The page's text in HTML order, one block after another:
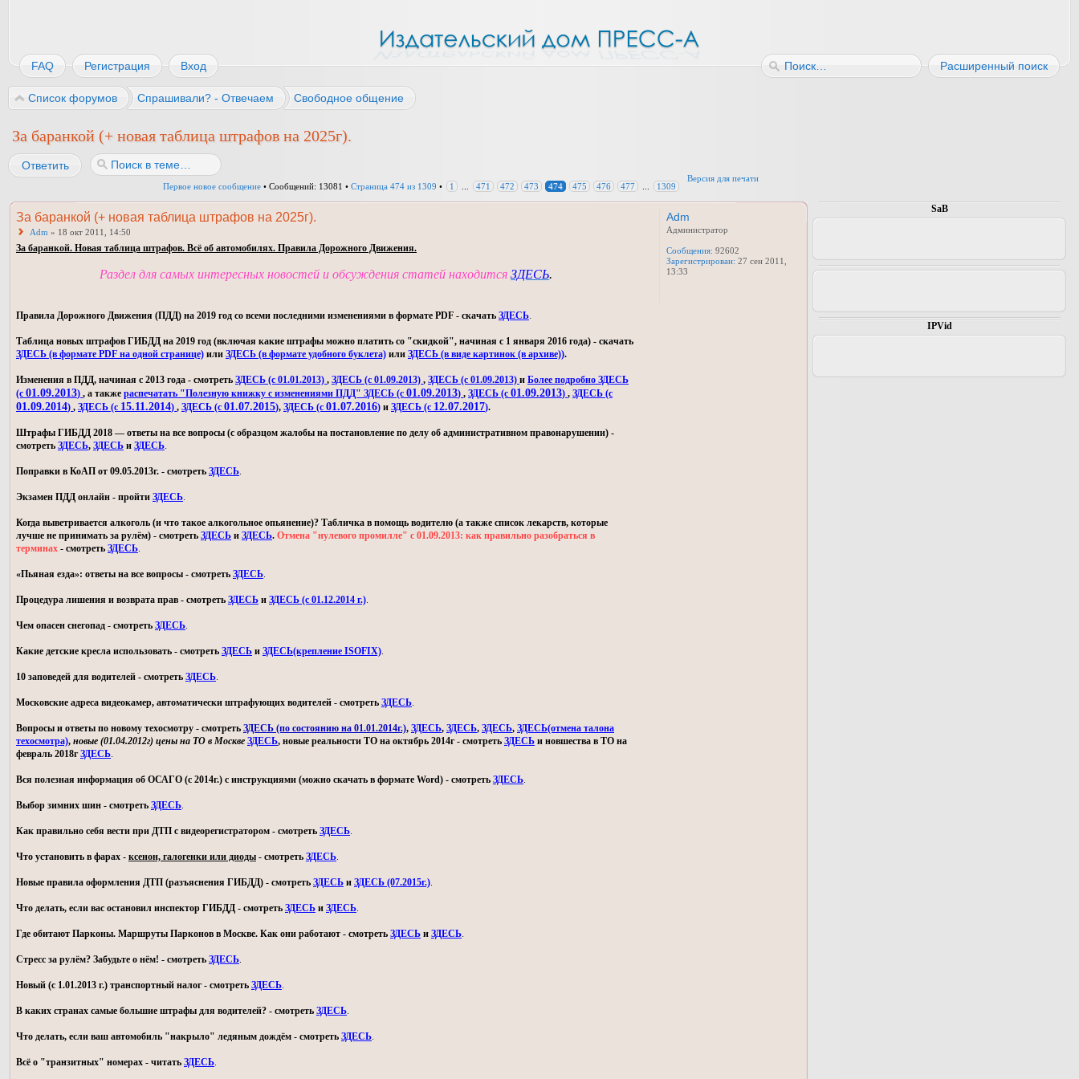
Расширенный поиск
FAQ Регистрация Вход
Версия для печати
Список форумов Спрашивали? - Отвечаем Свободное общение
За баранкой (+ новая таблица штрафов на 2025г).
Ответить
Первое новое сообщение • Сообщений: 13081 • Страница 474 из 1309 • 1 471 472 473 474 475 476 477 1309
За баранкой (+ новая таблица штрафов на 2025г).
Adm » 18 окт 2011, 14:50
За баранкой. Новая таблица штрафов. Всё об автомобилях. Правила Дорожного Движения.
Раздел для самых интересных новостей и обсуждения статей находится ЗДЕСЬ.
Правила Дорожного Движения (ПДД) на 2019 год со всеми последними изменениями в формате PDF - скачать ЗДЕСЬ.
Таблица новых штрафов ГИБДД на 2019 год (включая какие штрафы можно платить со "скидкой", начиная с 1 января 2016 года) - скачать
ЗДЕСЬ (в формате PDF на одной странице) или ЗДЕСЬ (в формате удобного буклета) или ЗДЕСЬ (в виде картинок (в архиве)).
Изменения в ПДД, начиная с 2013 года - смотреть ЗДЕСЬ (с 01.01.2013) , ЗДЕСЬ (с 01.09.2013) , ЗДЕСЬ (с 01.09.2013) и Более подробно ЗДЕСЬ
(с 01.09.2013) , а также распечатать "Полезную книжку с изменениями ПДД" ЗДЕСЬ (с 01.09.2013) , ЗДЕСЬ (с 01.09.2013) , ЗДЕСЬ (с
01.09.2014) , ЗДЕСЬ (с 15.11.2014) , ЗДЕСЬ (с 01.07.2015), ЗДЕСЬ (с 01.07.2016) и ЗДЕСЬ (с 12.07.2017).
Штрафы ГИБДД 2018 — ответы на все вопросы (с образцом жалобы на постановление по делу об административном правонарушении) -
смотреть ЗДЕСЬ, ЗДЕСЬ и ЗДЕСЬ.
Поправки в КоАП от 09.05.2013г. - смотреть ЗДЕСЬ.
Экзамен ПДД онлайн - пройти ЗДЕСЬ.
Когда выветривается алкоголь (и что такое алкогольное опьянение)? Табличка в помощь водителю (а также список лекарств, которые
лучше не принимать за рулём) - смотреть ЗДЕСЬ и ЗДЕСЬ. Отмена "нулевого промилле" с 01.09.2013: как правильно разобраться в
терминах - смотреть ЗДЕСЬ.
«Пьяная езда»: ответы на все вопросы - смотреть ЗДЕСЬ.
Процедура лишения и возврата прав - смотреть ЗДЕСЬ и ЗДЕСЬ (с 01.12.2014 г.).
Чем опасен снегопад - смотреть ЗДЕСЬ.
Какие детские кресла использовать - смотреть ЗДЕСЬ и ЗДЕСЬ(крепление ISOFIX).
10 заповедей для водителей - смотреть ЗДЕСЬ.
Московские адреса видеокамер, автоматически штрафующих водителей - смотреть ЗДЕСЬ.
Вопросы и ответы по новому техосмотру - смотреть ЗДЕСЬ (по состоянию на 01.01.2014г.), ЗДЕСЬ, ЗДЕСЬ, ЗДЕСЬ, ЗДЕСЬ(отмена талона
техосмотра), новые (01.04.2012г) цены на ТО в Москве ЗДЕСЬ, новые реальности ТО на октябрь 2014г - смотреть ЗДЕСЬ и новшества в ТО на
февраль 2018гЗДЕСЬ.
Вся полезная информация об ОСАГО (с 2014г.) с инструкциями (можно скачать в формате Word) - смотреть ЗДЕСЬ.
Выбор зимних шин - смотреть ЗДЕСЬ.
Как правильно себя вести при ДТП с видеорегистратором - смотреть ЗДЕСЬ.
Что установить в фарах - ксенон, галогенки или диоды - смотреть ЗДЕСЬ.
Новые правила оформления ДТП (разъяснения ГИБДД) - смотреть ЗДЕСЬ и ЗДЕСЬ (07.2015г.).
Что делать, если вас остановил инспектор ГИБДД - смотреть ЗДЕСЬ и ЗДЕСЬ.
Где обитают Парконы. Маршруты Парконов в Москве. Как они работают - смотреть ЗДЕСЬ и ЗДЕСЬ.
Стресс за рулём? Забудьте о нём! - смотреть ЗДЕСЬ.
Новый (с 1.01.2013 г.) транспортный налог - смотреть ЗДЕСЬ.
В каких странах самые большие штрафы для водителей? - смотреть ЗДЕСЬ.
Что делать, если ваш автомобиль "накрыло" ледяным дождём - смотреть ЗДЕСЬ.
Всё о "транзитных" номерах - читать ЗДЕСЬ.
Adm
Администратор
Сообщения: 92602
Зарегистрирован: 27 сен 2011,
13:33
SaB
IPVid